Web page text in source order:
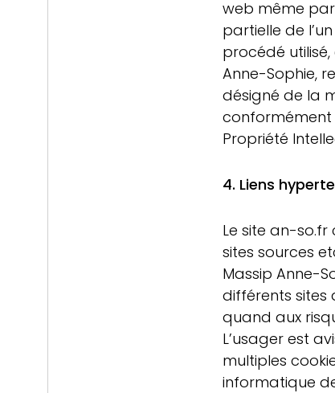
web même
partielle de
procédé
Anne-Sophie,
désigné de la
conformément
Propriété
4. Liens
Le site an-so.fr
sites sources
Massip Anne-
différents sites
quand aux
L’usager est
multiples
informatique